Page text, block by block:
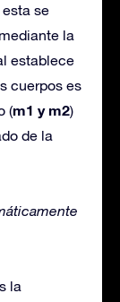
se
la
establece
cuerpos es
(m1 y m2)
de la
la